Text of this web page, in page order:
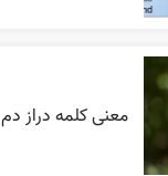
معنی کلمه دراز دم